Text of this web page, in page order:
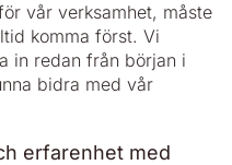
vår verksamhet, måste
komma först. Vi
in redan från början i
bidra med vår
erfarenhet med